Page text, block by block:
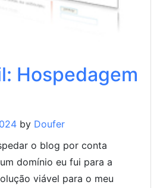
Hospedagem
by Doufer
o blog por conta
domínio eu fui para a
viável para o meu